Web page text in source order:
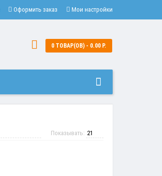
Оформить заказ Мои настройки
0 ТОВАР(ОВ) - 0.00 Р.
Показывать: